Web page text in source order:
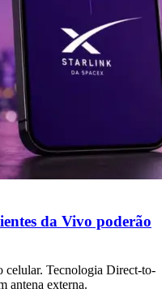
da Vivo poderão
celular. Tecnologia Direct-to-
antena externa.